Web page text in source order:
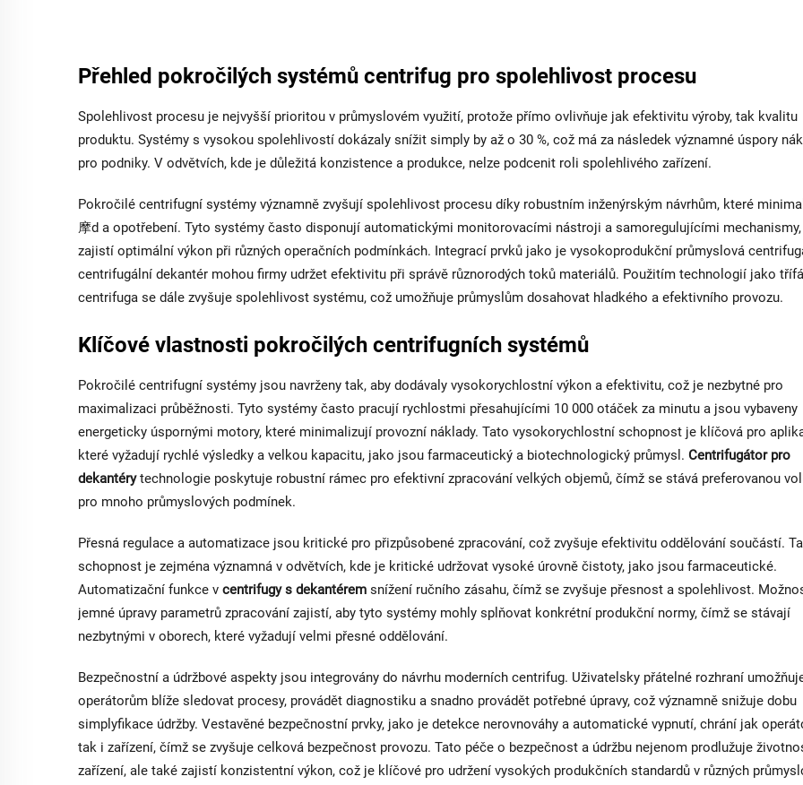
Přehled pokročilých systémů centrifug pro spolehlivost procesu
Spolehlivost procesu je nejvyšší prioritou v průmyslovém využití, protože přímo ovlivňuje jak efektivitu výroby, tak kvalitu
produktu. Systémy s vysokou spolehlivostí dokázaly snížit simply by až o 30 %, což má za následek významné úspory
pro podniky. V odvětvích, kde je důležitá konzistence a produkce, nelze podcenit roli spolehlivého zařízení.
Pokročilé centrifugní systémy významně zvyšují spolehlivost procesu díky robustním inženýrským návrhům, které
摩d a opotřebení. Tyto systémy často disponují automatickými monitorovacími nástroji a samoregulujícími
zajistí optimální výkon při různých operačních podmínkách. Integrací prvků jako je vysokoprodukční průmyslová
centrifugální dekantér mohou firmy udržet efektivitu při správě různorodých toků materiálů. Použitím technologií jako
centrifuga se dále zvyšuje spolehlivost systému, což umožňuje průmyslům dosahovat hladkého a efektivního provozu.
Klíčové vlastnosti pokročilých centrifugních systémů
Pokročilé centrifugní systémy jsou navrženy tak, aby dodávaly vysokorychlostní výkon a efektivitu, což je nezbytné pro
maximalizaci průběžnosti. Tyto systémy často pracují rychlostmi přesahujícími 10 000 otáček za minutu a jsou vybaveny
energeticky úspornými motory, které minimalizují provozní náklady. Tato vysokorychlostní schopnost je klíčová pro
které vyžadují rychlé výsledky a velkou kapacitu, jako jsou farmaceutický a biotechnologický průmysl. Centrifugátor pro
dekantérytechnologie poskytuje robustní rámec pro efektivní zpracování velkých objemů, čímž se stává preferovanou
pro mnoho průmyslových podmínek.
Přesná regulace a automatizace jsou kritické pro přizpůsobené zpracování, což zvyšuje efektivitu oddělování součástí.
schopnost je zejména významná v odvětvích, kde je kritické udržovat vysoké úrovně čistoty, jako jsou farmaceutické.
Automatizační funkce v centrifugy s dekantérem snížení ručního zásahu, čímž se zvyšuje přesnost a spolehlivost.
jemné úpravy parametrů zpracování zajistí, aby tyto systémy mohly splňovat konkrétní produkční normy, čímž se stávají
nezbytnými v oborech, které vyžadují velmi přesné oddělování.
Bezpečnostní a údržbové aspekty jsou integrovány do návrhu moderních centrifug. Uživatelsky přátelné rozhraní
operátorům blíže sledovat procesy, provádět diagnostiku a snadno provádět potřebné úpravy, což významně snižuje dobu
simplyfikace údržby. Vestavěné bezpečnostní prvky, jako je detekce nerovnováhy a automatické vypnutí, chrání jak
tak i zařízení, čímž se zvyšuje celková bezpečnost provozu. Tato péče o bezpečnost a údržbu nejenom prodlužuje
zařízení, ale také zajistí konzistentní výkon, což je klíčové pro udržení vysokých produkčních standardů v různých